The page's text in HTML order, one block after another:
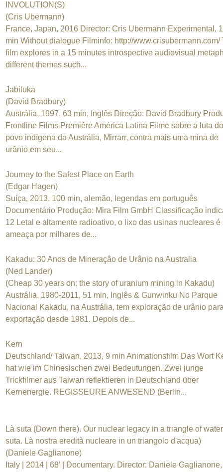
INVOLUTION(S)
(Cris Ubermann)
France, Japan, 2016 Director: Cris Ubermann Experimental,
min Without dialogue Filminfo: http://www.crisubermann.com/
film explores in a 15 minutes introspective audiovisual
different themes such...
Jabiluka
(David Bradbury)
Austrália, 1997, 63 min, Inglês Direção: David Bradbury
Frontline Films Première América Latina Filme sobre a luta do
povo indígena da Austrália, Mirrarr, contra mais uma mina de
urânio em seu...
Journey to the Safest Place on Earth
(Edgar Hagen)
Suíça, 2013, 100 min, alemão, legendas em português
Documentário Produção: Mira Film GmbH Classificação
12 Letal e altamente radioativo, o lixo das usinas nucleares é
ameaça por milhares de...
Kakadu: 30 Anos de Mineraçâo de Urânio na Australia
(Ned Lander)
(Cheap 30 years on: the story of uranium mining in Kakadu)
Austrália, 1980-2011, 51 min, Inglês & Gunwinku No Parque
Nacional Kakadu, na Austrália, tem exploração de urânio
exportação desde 1981. Depois de...
Kern
Deutschland/ Taiwan, 2013, 9 min Animationsfilm Das Wort
hat wie im Chinesischen zwei Bedeutungen. Zwei junge
Trickfilmer aus Taiwan reflektieren in Deutschland über
Kernenergie. REGISSEURE ANWESEND (Berlin...
Là suta (Down there). Our nuclear legacy in a triangle of
suta. Là nostra eredità nucleare in un triangolo d'acqua)
(Daniele Gaglianone)
Italy | 2014 | 68’ | Documentary. Director: Daniele Gaglianone,